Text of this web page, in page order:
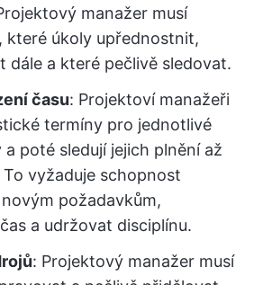
manažer musí
které úkoly upřednostnit,
dále a které pečlivě sledovat.
času: Projektoví manažeři
termíny pro jednotlivé
a poté sledují jejich plnění až
vyžaduje schopnost
požadavkům,
a udržovat disciplínu.
: Projektový manažer musí